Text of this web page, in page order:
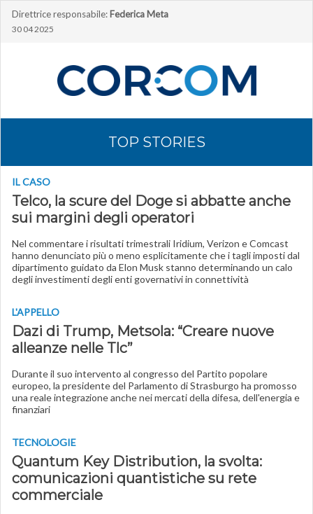
Direttrice responsabile: Federica Meta
30 04 2025
TOP STORIES
IL CASO
Telco, la scure del Doge si abbatte anche
sui margini degli operatori
Nel commentare i risultati trimestrali Iridium, Verizon e Comcast
hanno denunciato più o meno esplicitamente che i tagli imposti dal
dipartimento guidato da Elon Musk stanno determinando un calo
degli investimenti degli enti governativi in connettività
L'APPELLO
Dazi di Trump, Metsola: “Creare nuove
alleanze nelle Tlc”
Durante il suo intervento al congresso del Partito popolare
europeo, la presidente del Parlamento di Strasburgo ha promosso
una reale integrazione anche nei mercati della difesa, dell'energia e
finanziari
TECNOLOGIE
Quantum Key Distribution, la svolta:
comunicazioni quantistiche su rete
commerciale